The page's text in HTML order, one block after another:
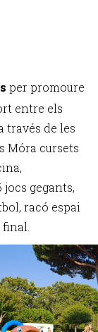
per promoure
entre els
través de les
Móra cursets
gegants,
racó espai